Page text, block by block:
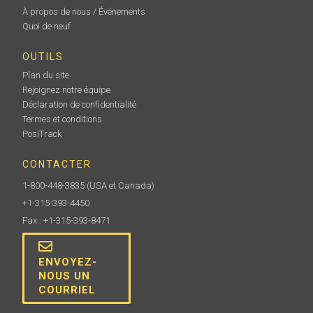
Mallette à coque dure pratique pour transporter un
corps de jauge PosiTector et plusieurs sondes
À propos de nous / Événements
Quoi de neuf
OUTILS
Plan du site
Rejoignez notre équipe
Déclaration de confidentialité
Termes et conditions
PosiTrack
CONTACTER
1-800-448-3835 (USA et Canada)
+1-315-393-4450
Fax : +1-315-393-8471
ENVOYEZ-
NOUS UN
COURRIEL